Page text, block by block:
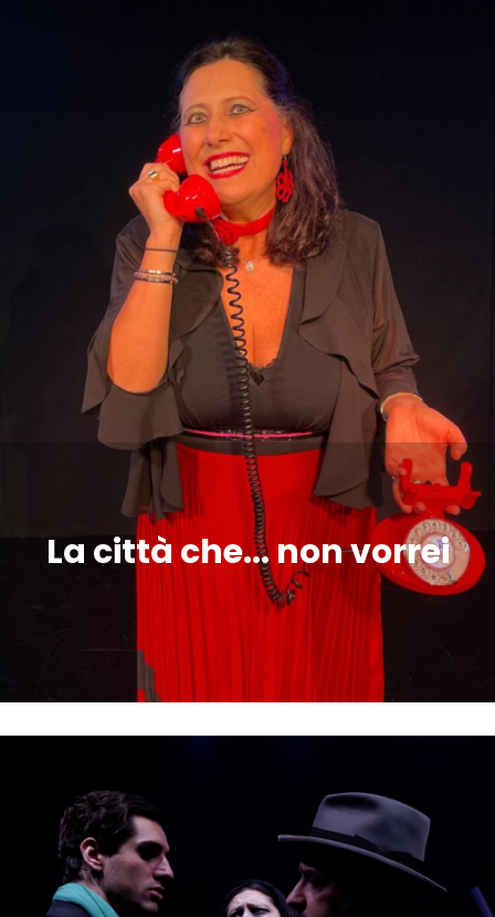
La città che... non vorrei